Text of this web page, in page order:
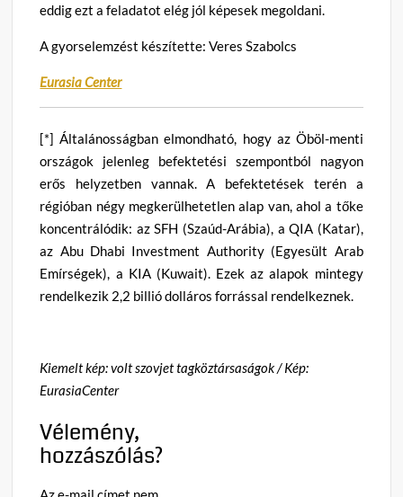
eddig ezt a feladatot elég jól képesek megoldani.
A gyorselemzést készítette: Veres Szabolcs
Eurasia Center
[*] Általánosságban elmondható, hogy az Öböl-menti
országok jelenleg befektetési szempontból nagyon
erős helyzetben vannak. A befektetések terén a
régióban négy megkerülhetetlen alap van, ahol a tőke
koncentrálódik: az SFH (Szaúd-Arábia), a QIA (Katar),
az Abu Dhabi Investment Authority (Egyesült Arab
Emírségek), a KIA (Kuwait). Ezek az alapok mintegy
rendelkezik 2,2 billió dolláros forrással rendelkeznek.
Kiemelt kép: volt szovjet tagköztársaságok / Kép:
EurasiaCenter
Vélemény,
hozzászólás?